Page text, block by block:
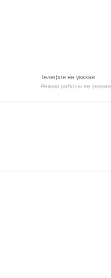
Телефон не указан
Режим работы не указан